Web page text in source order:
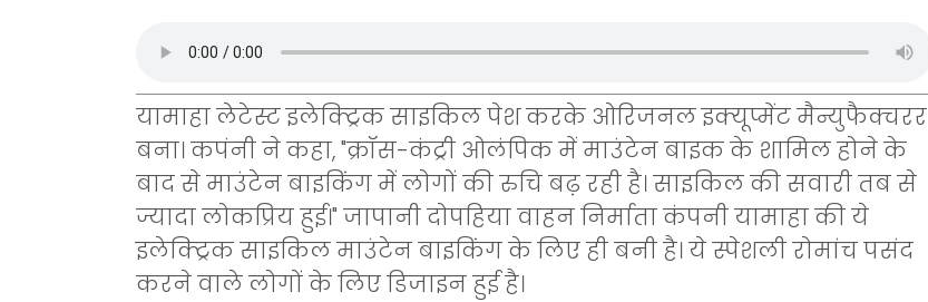
यामाहा लेटेस्ट इलेक्ट्रिक साइकिल पेश करके ओरिजनल इक्यूप्मेंट मैन्युफैक्चरर
बना। कपंनी ने कहा, "क्रॉस-कंट्री ओलंपिक में माउंटेन बाइक के शामिल होने के
बाद से माउंटेन बाइकिंग में लोगों की रुचि बढ़ रही है। साइकिल की सवारी तब से
ज्यादा लोकप्रिय हुई।" जापानी दोपहिया वाहन निर्माता कंपनी यामाहा की ये
इलेक्ट्रिक साइकिल माउंटेन बाइकिंग के लिए ही बनी है। ये स्पेशली रोमांच पसंद
करने वाले लोगों के लिए डिजाइन हुई है।